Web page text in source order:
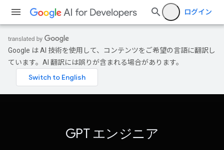
ログイン
Google は AI 技術を使用して、コンテンツをご希望の言語に翻訳し
ています。AI 翻訳には誤りが含まれる場合があります。
GPT エンジニア